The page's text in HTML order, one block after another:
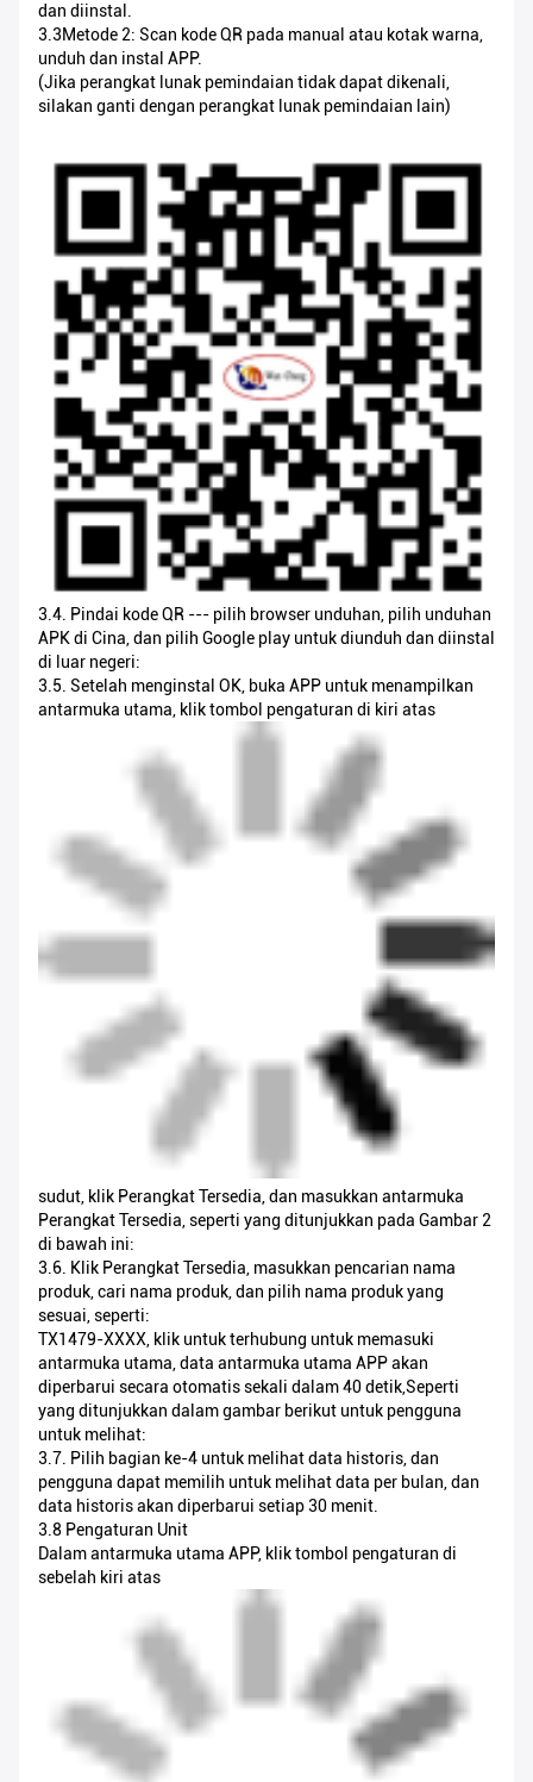
dan diinstal.
3.3Metode 2: Scan kode QR pada manual atau kotak warna,
unduh dan instal APP.
(Jika perangkat lunak pemindaian tidak dapat dikenali,
silakan ganti dengan perangkat lunak pemindaian lain)
3.4. Pindai kode QR --- pilih browser unduhan, pilih unduhan
APK di Cina, dan pilih Google play untuk diunduh dan diinstal
di luar negeri:
3.5. Setelah menginstal OK, buka APP untuk menampilkan
antarmuka utama, klik tombol pengaturan di kiri atas
sudut, klik Perangkat Tersedia, dan masukkan antarmuka
Perangkat Tersedia, seperti yang ditunjukkan pada Gambar 2
di bawah ini:
3.6. Klik Perangkat Tersedia, masukkan pencarian nama
produk, cari nama produk, dan pilih nama produk yang
sesuai, seperti:
TX1479-XXXX, klik untuk terhubung untuk memasuki
antarmuka utama, data antarmuka utama APP akan
diperbarui secara otomatis sekali dalam 40 detik,Seperti
yang ditunjukkan dalam gambar berikut untuk pengguna
untuk melihat:
3.7. Pilih bagian ke-4 untuk melihat data historis, dan
pengguna dapat memilih untuk melihat data per bulan, dan
data historis akan diperbarui setiap 30 menit.
3.8 Pengaturan Unit
Dalam antarmuka utama APP, klik tombol pengaturan di
sebelah kiri atas